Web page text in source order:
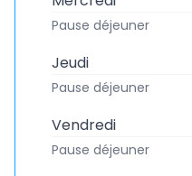
Pause déjeuner
Jeudi
Pause déjeuner
Vendredi
Pause déjeuner